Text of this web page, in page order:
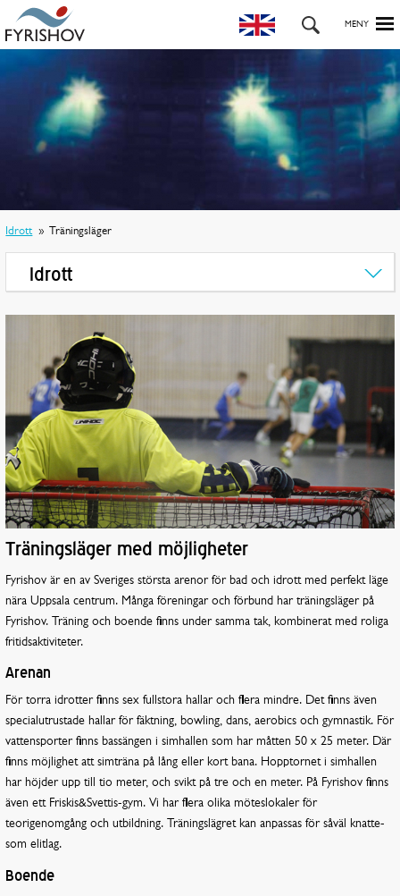
Idrott Träningsläger
Idrott
Träningsläger med möjligheter
Fyrishov är en av Sveriges största arenor för bad och idrott med perfekt läge
nära Uppsala centrum. Många föreningar och förbund har träningsläger på
Fyrishov. Träning och boende finns under samma tak, kombinerat med roliga
fritidsaktiviteter.
Arenan
För torra idrotter finns sex fullstora hallar och flera mindre. Det finns även
specialutrustade hallar för fäktning, bowling, dans, aerobics och gymnastik. För
vattensporter finns bassängen i simhallen som har måtten 50 x 25 meter. Där
finns möjlighet att simträna på lång eller kort bana. Hopptornet i simhallen
har höjder upp till tio meter, och svikt på tre och en meter. På Fyrishov finns
även ett Friskis&Svettis-gym. Vi har flera olika möteslokaler för
teorigenomgång och utbildning. Träningslägret kan anpassas för såväl knatte-
som elitlag.
Boende